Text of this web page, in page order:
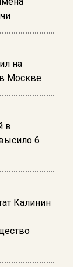
на
Москве
в
6
Калинин